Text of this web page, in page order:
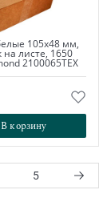
105х48 мм,
на листе, 1650
2100065ТЕХ
В корзину
В корзину
5